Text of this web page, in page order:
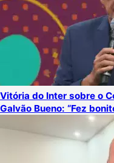
Vitória do Inter sobre o
Galvão Bueno: “Fez